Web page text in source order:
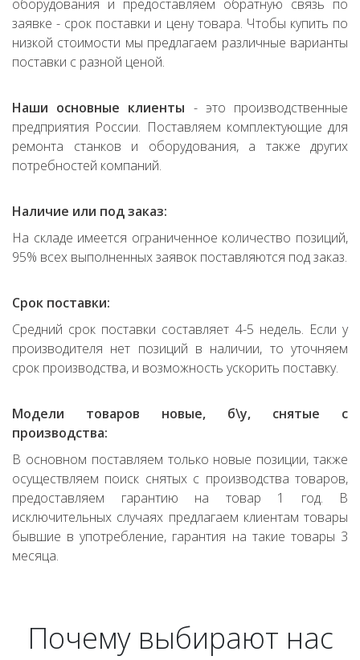
оборудования и предоставляем обратную связь по
заявке - срок поставки и цену товара. Чтобы купить по
низкой стоимости мы предлагаем различные варианты
поставки с разной ценой.
Наши основные клиенты - это производственные
предприятия России. Поставляем комплектующие для
ремонта станков и оборудования, а также других
потребностей компаний.
Наличие или под заказ:
На складе имеется ограниченное количество позиций,
95% всех выполненных заявок поставляются под заказ.
Срок поставки:
Средний срок поставки составляет 4-5 недель. Если у
производителя нет позиций в наличии, то уточняем
срок производства, и возможность ускорить поставку.
Модели товаров новые, б\у, снятые с
производства:
В основном поставляем только новые позиции, также
осуществляем поиск снятых с производства товаров,
предоставляем гарантию на товар 1 год. В
исключительных случаях предлагаем клиентам товары
бывшие в употребление, гарантия на такие товары 3
месяца.
Почему выбирают нас